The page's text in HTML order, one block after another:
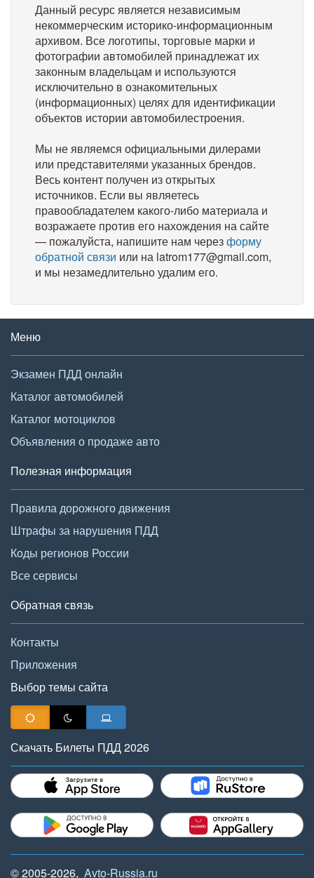
Данный ресурс является независимым
некоммерческим историко-информационным
архивом. Все логотипы, торговые марки и
фотографии автомобилей принадлежат их
законным владельцам и используются
исключительно в ознакомительных
(информационных) целях для идентификации
объектов истории автомобилестроения.
Мы не являемся официальными дилерами
или представителями указанных брендов.
Весь контент получен из открытых
источников. Если вы являетесь
правообладателем какого-либо материала и
возражаете против его нахождения на сайте
— пожалуйста, напишите нам черезформу
обратной связи или на latrom177@gmail.com,
и мы незамедлительно удалим его.
Меню
Экзамен ПДД онлайн
Каталог автомобилей
Каталог мотоциклов
Объявления о продаже авто
Полезная информация
Правила дорожного движения
Штрафы за нарушения ПДД
Коды регионов России
Все сервисы
Обратная связь
Контакты
Приложения
Выбор темы сайта
Скачать Билеты ПДД 2026
© 2005-2026, Avto-Russia.ru